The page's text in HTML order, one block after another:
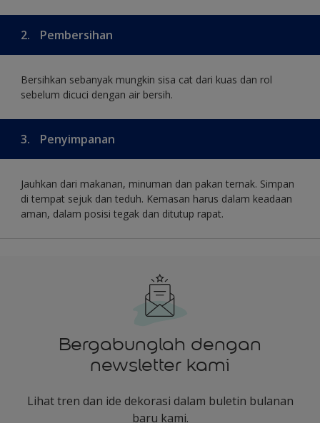
2. Pembersihan
Bersihkan sebanyak mungkin sisa cat dari kuas dan rol
sebelum dicuci dengan air bersih.
3. Penyimpanan
Jauhkan dari makanan, minuman dan pakan ternak. Simpan
di tempat sejuk dan teduh. Kemasan harus dalam keadaan
aman, dalam posisi tegak dan ditutup rapat.
Bergabunglah dengan
newsletter kami
Lihat tren dan ide dekorasi dalam buletin bulanan
baru kami.